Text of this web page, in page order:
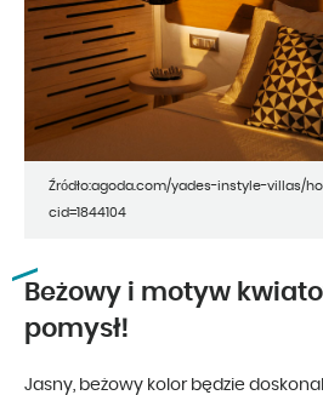
Źródło:agoda.com/yades-instyle-villas/
cid=1844104
Beżowy i motyw
pomysł!
Jasny, beżowy kolor będzie